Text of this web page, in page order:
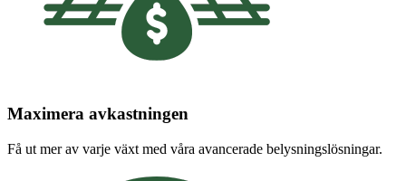
Maximera avkastningen
Få ut mer av varje växt med våra avancerade belysningslösningar.